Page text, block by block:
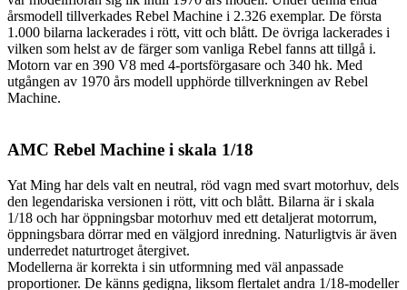
årsmodell tillverkades Rebel Machine i 2.326 exemplar. De första
1.000 bilarna lackerades i rött, vitt och blått. De övriga lackerades i
vilken som helst av de färger som vanliga Rebel fanns att tillgå i.
Motorn var en 390 V8 med 4-portsförgasare och 340 hk. Med
utgången av 1970 års modell upphörde tillverkningen av Rebel
Machine.
AMC Rebel Machine i skala 1/18
Yat Ming har dels valt en neutral, röd vagn med svart motorhuv, dels
den legendariska versionen i rött, vitt och blått. Bilarna är i skala
1/18 och har öppningsbar motorhuv med ett detaljerat motorrum,
öppningsbara dörrar med en välgjord inredning. Naturligtvis är även
underredet naturtroget återgivet.
Modellerna är korrekta i sin utformning med väl anpassade
proportioner. De känns gedigna, liksom flertalet andra 1/18-modeller